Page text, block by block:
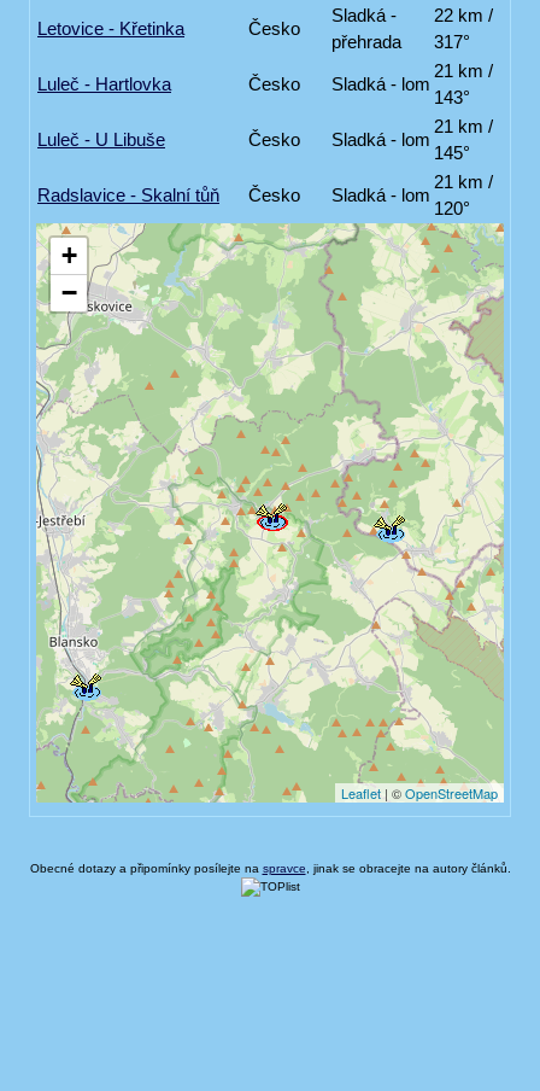
Letovice - Křetinka Česko
Sladká -
přehrada
22 km /
317°
Luleč - Hartlovka Česko Sladká - lom
21 km /
143°
Luleč - U Libuše Česko Sladká - lom
21 km /
145°
Radslavice - Skalní tůň Česko Sladká - lom
21 km /
120°
Obecné dotazy a připomínky posílejte na spravce , jinak se obracejte na autory článků.